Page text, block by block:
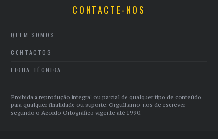
CONTACTE-NOS
QUEM SOMOS
CONTACTOS
FICHA TÉCNICA
Proibida a reprodução integral ou parcial de qualquer tipo de conteúdo
para qualquer finalidade ou suporte. Orgulhamo-nos de escrever
segundo o Acordo Ortográfico vigente até 1990.